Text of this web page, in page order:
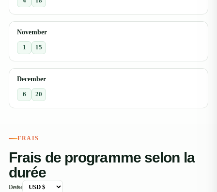
November
1 15
December
6 20
FRAIS
Frais de programme selon la
durée
Devise